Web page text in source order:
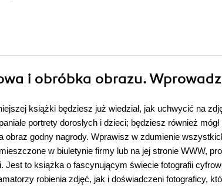
i obróbka obrazu.
książki będziesz już wiedział, jak uchwycić na
portrety dorosłych i dzieci; będziesz również
godny nagrody. Wprawisz w zdumienie
w biuletynie firmy lub na jej stronie WWW,
Jest to książka o fascynującym świecie fotografii
robienia zdjęć, jak i doświadczeni fotograficy,